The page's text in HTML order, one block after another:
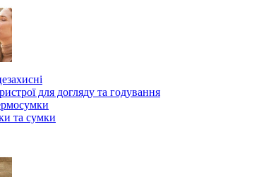
для догляду та годування
та сумки